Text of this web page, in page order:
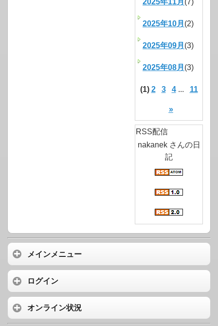
2025年11月 (7)
2025年10月 (2)
2025年09月 (3)
2025年08月 (3)
(1) 2 3 4... 11
»
RSS配信
nakanek さんの日
記
メインメニュー
ログイン
オンライン状況